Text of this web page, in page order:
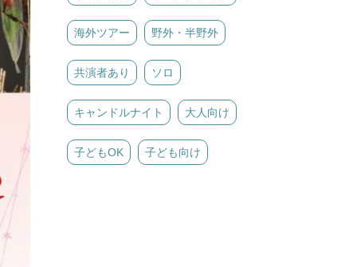
海外ツアー 野外・半野外
共演者あり ソロ
キャンドルナイト 大人向け
子どもOK 子ども向け